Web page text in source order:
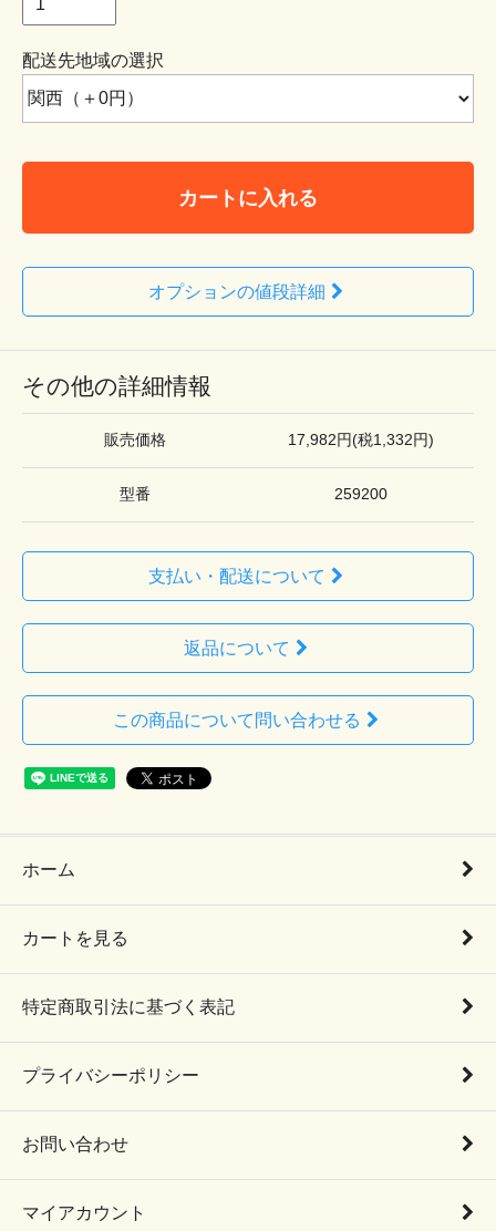
配送先地域の選択
カートに入れる
オプションの値段詳細
その他の詳細情報
販売価格 17,982円(税1,332円)
型番 259200
支払い・配送について
返品について
この商品について問い合わせる
ホーム
カートを見る
特定商取引法に基づく表記
プライバシーポリシー
お問い合わせ
マイアカウント